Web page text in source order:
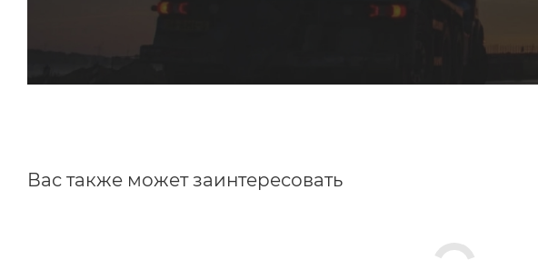
Вас также может заинтересовать